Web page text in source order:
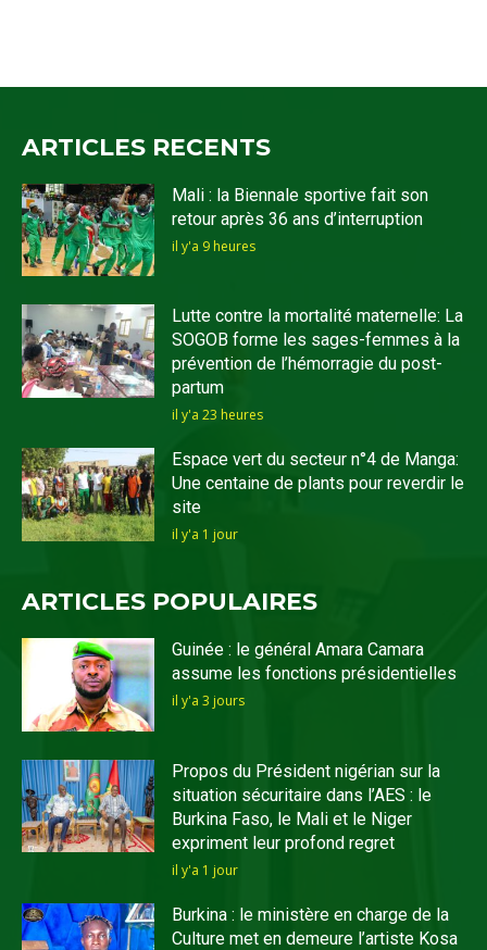
ARTICLES RECENTS
Mali : la Biennale sportive fait son
retour après 36 ans d’interruption
il y'a 9 heures
Lutte contre la mortalité maternelle: La
SOGOB forme les sages-femmes à la
prévention de l’hémorragie du post-
partum
il y'a 23 heures
Espace vert du secteur n°4 de Manga:
Une centaine de plants pour reverdir le
site
il y'a 1 jour
ARTICLES POPULAIRES
Guinée : le général Amara Camara
assume les fonctions présidentielles
il y'a 3 jours
Propos du Président nigérian sur la
situation sécuritaire dans l’AES : le
Burkina Faso, le Mali et le Niger
expriment leur profond regret
il y'a 1 jour
Burkina : le ministère en charge de la
Culture met en demeure l’artiste Kosa